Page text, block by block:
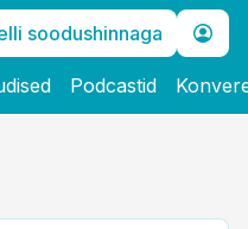
soodushinnaga
Podcastid